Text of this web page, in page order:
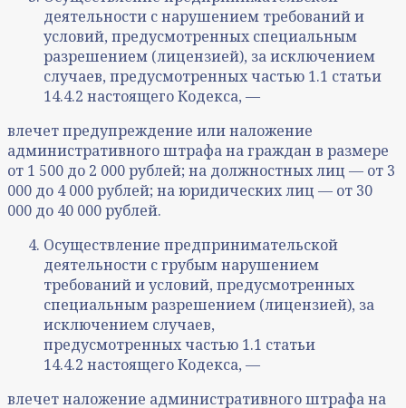
деятельности с нарушением требований и
условий, предусмотренных специальным
разрешением (лицензией), за исключением
случаев, предусмотренных частью 1.1 статьи
14.4.2 настоящего Кодекса, —
влечет предупреждение или наложение
административного штрафа на граждан в размере
от 1 500 до 2 000 рублей; на должностных лиц — от 3
000 до 4 000 рублей; на юридических лиц — от 30
000 до 40 000 рублей.
Осуществление предпринимательской
деятельности с грубым нарушением
требований и условий, предусмотренных
специальным разрешением (лицензией), за
исключением случаев,
предусмотренных частью 1.1 статьи
14.4.2 настоящего Кодекса, —
влечет наложение административного штрафа на